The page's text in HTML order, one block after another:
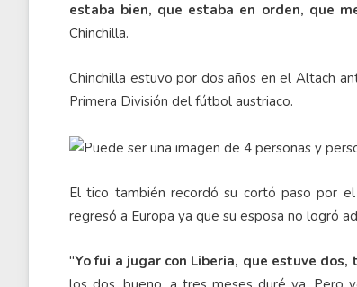
estaba bien, que estaba en orden, que
Chinchilla.
Chinchilla estuvo por dos años en el Altach
Primera División del fútbol austriaco.
El tico también recordó su cortó paso por
regresó a Europa ya que su esposa no logró
"Yo fui a jugar con Liberia, que estuve